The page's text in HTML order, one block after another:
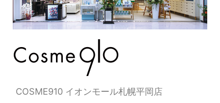
COSME910 イオンモール札幌平岡店